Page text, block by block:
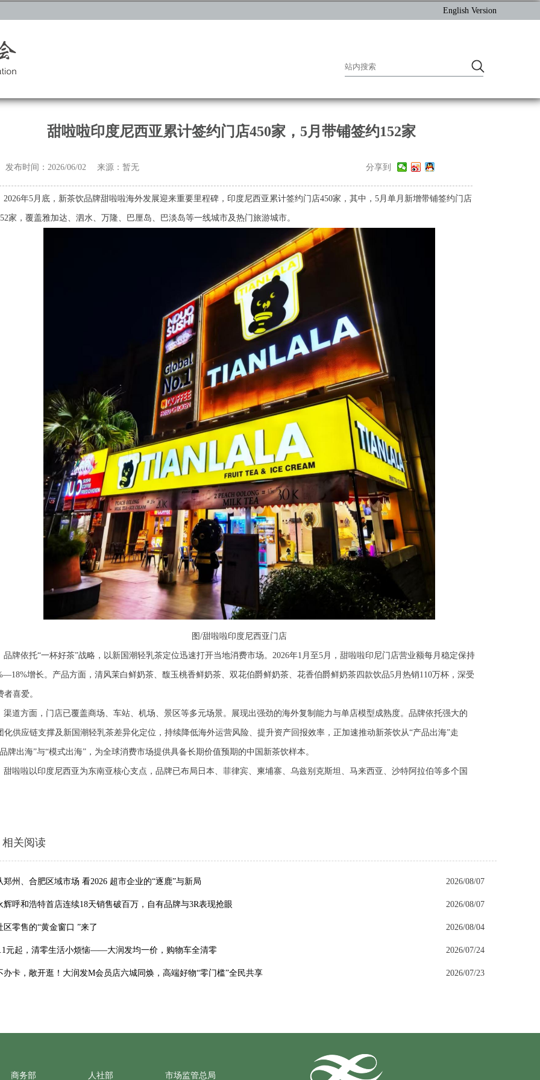
English Version
甜啦啦印度尼西亚累计签约门店450家，5月带铺签约152家
发布时间：2026/06/02 来源：暂无 分享到
2026年5月底，新茶饮品牌甜啦啦海外发展迎来重要里程碑， 印度尼西亚累计签约门店450家，其中， 5月单月新增带铺签约门店
家，覆盖雅加达、泗水、万隆、巴厘岛、巴淡岛等一线城市及热门旅游城市。
图/甜啦啦印度尼西亚门店
品牌依托“一杯好茶”战略，以新国潮轻乳茶定位迅速打开当地消费市场。 2026年1月至5月，甜啦啦印尼门店营业额每月稳定保持
增长。产品方面，清风茉白鲜奶茶、馥玉桃香鲜奶茶、双花伯爵鲜奶茶、花香伯爵鲜奶茶四款饮品5月热销110万杯，深受
者喜爱。
渠道方面，门店已覆盖商场、车站、机场、景区等多元场景。展现出强劲的海外复制能力与单店模型成熟度。品牌依托强大的
化供应链支撑及新国潮轻乳茶差异化定位，持续降低海外运营风险、提升资产回报效率，正加速推动新茶饮从“产品出海”走
牌出海”与“模式出海”，为全球消费市场提供具备长期价值预期的中国 新茶饮样本。
甜啦啦以印度尼西亚为东南亚核心支点，品牌已布局日本、菲律宾、柬埔寨、乌兹别克斯坦、马来西亚、沙特阿拉伯等多个国
相关阅读
2026/08/07
郑州、合肥区域市场 看2026 超市企业的“逐鹿”与新局
2026/08/07
辉呼和浩特首店连续18天销售破百万，自有品牌与3R表现抢眼
2026/08/04
区零售的“黄金窗口 ”来了
2026/07/24
元起，清零生活小烦恼——大润发均一价，购物车全清零
2026/07/23
办卡，敞开逛！大润发M会员店六城同焕，高端好物“零门槛”全民共享
商务部 人社部 市场监管总局